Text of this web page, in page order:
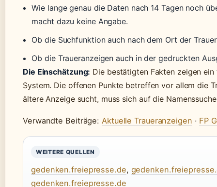
Wie lange genau die Daten nach 14 Tagen noch
macht dazu keine Angabe.
Ob die Suchfunktion auch nach dem Ort der
Ob die Traueranzeigen auch in der gedruckten
Die Einschätzung: Die bestätigten Fakten zeigen
System. Die offenen Punkte betreffen vor allem die
ältere Anzeige sucht, muss sich auf die
Verwandte Beiträge: Aktuelle Traueranzeigen · FP
WEITERE QUELLEN
gedenken.freiepresse.de,
gedenken.freiepresse.de